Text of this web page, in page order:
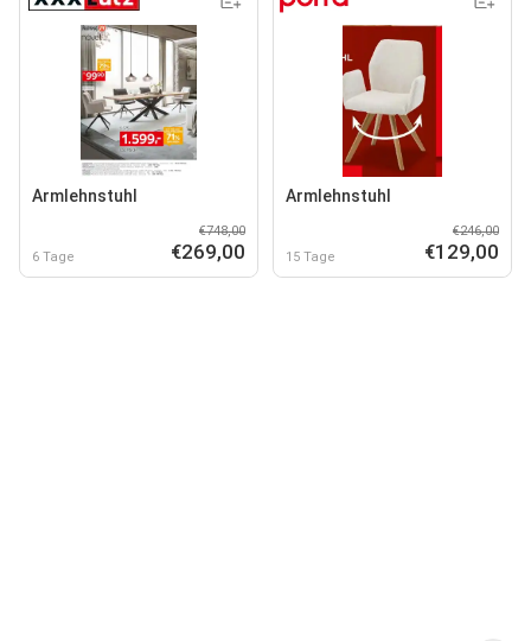
Armlehnstuhl
6 Tage
€748,00
€269,00
Armlehnstuhl
15 Tage
€246,00
€129,00